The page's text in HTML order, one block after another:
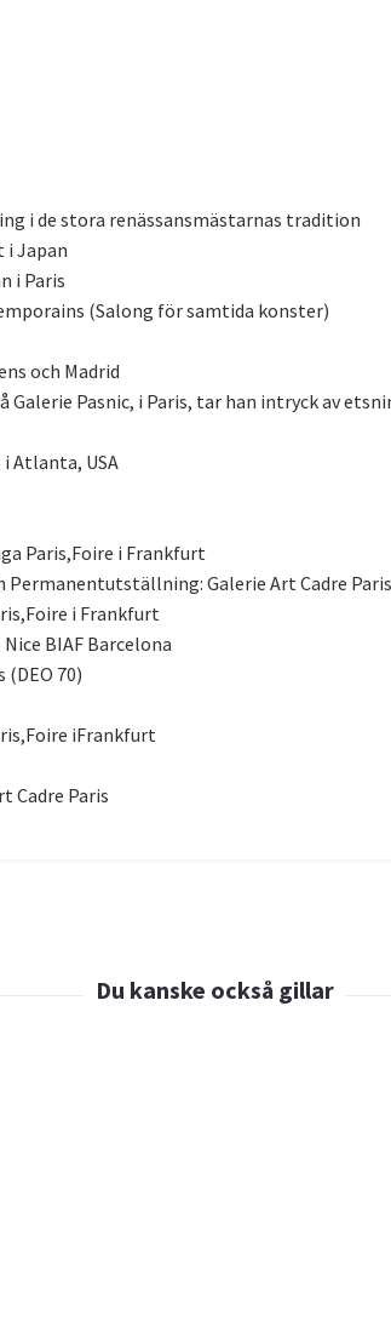
i de stora renässansmästarnas tradition
i Japan
i Paris
(Salong för samtida konster)
och Madrid
Galerie Pasnic, i Paris, tar han intryck av
Atlanta, USA
Paris,Foire i Frankfurt
Galerie Art Cadre Paris
i Frankfurt
BIAF Barcelona
70)
iFrankfurt
Cadre Paris